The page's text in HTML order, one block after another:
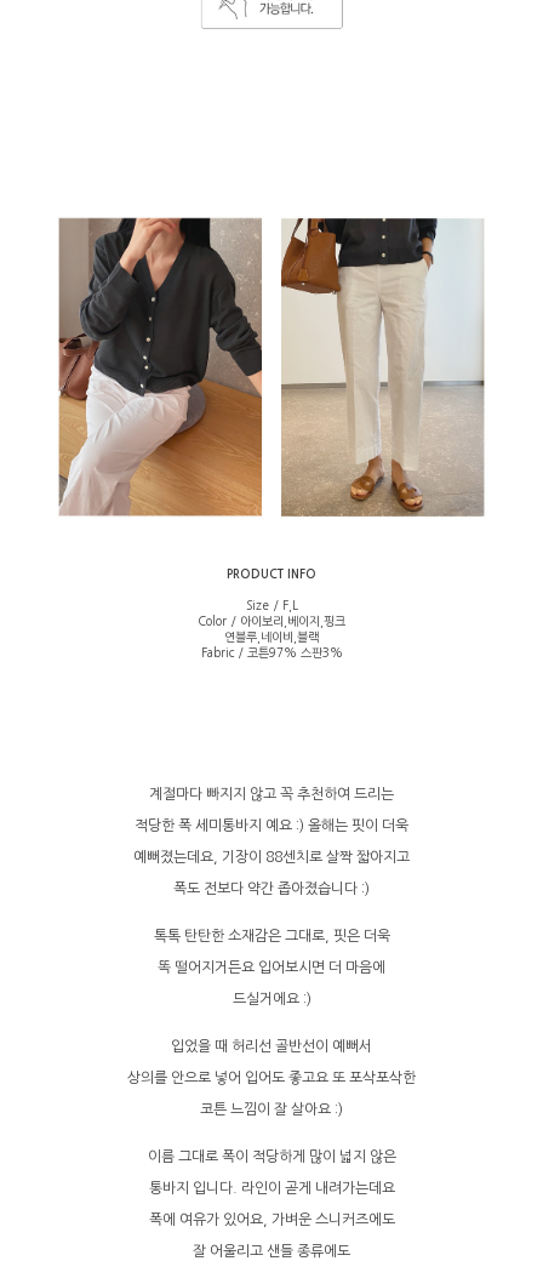
PRODUCT INFO
Size / F,L
Color / 아이보리,베이지,핑크
연블루,네이비,블랙
Fabric / 코튼97% 스판3%
계절마다 빠지지 않고 꼭 추천하여 드리는
적당한 폭 세미통바지 예요 :) 올해는 핏이 더욱
예뻐졌는데요, 기장이 88센치로 살짝 짧아지고
폭도 전보다 약간 좁아졌습니다 :)
톡톡 탄탄한 소재감은 그대로, 핏은 더욱
똑 떨어지거든요 입어보시면 더 마음에
드실거에요 :)
입었을 때 허리선 골반선이 예뻐서
상의를 안으로 넣어 입어도 좋고요 또 포삭포삭한
코튼 느낌이 잘 살아요 :)
이름 그대로 폭이 적당하게 많이 넓지 않은
통바지 입니다. 라인이 곧게 내려가는데요
폭에 여유가 있어요, 가벼운 스니커즈에도
잘 어울리고 샌들 종류에도